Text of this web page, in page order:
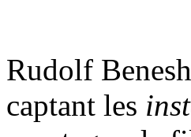
Rudolf
captant les